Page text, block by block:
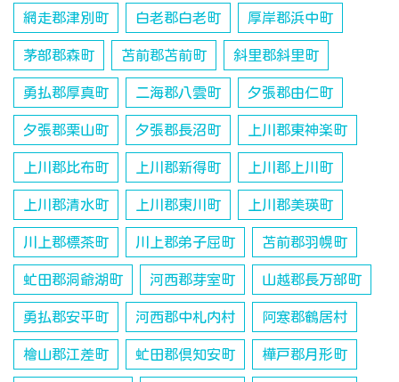
網走郡津別町 白老郡白老町 厚岸郡浜中町
茅部郡森町 苫前郡苫前町 斜里郡斜里町
勇払郡厚真町 二海郡八雲町 夕張郡由仁町
夕張郡栗山町 夕張郡長沼町 上川郡東神楽町
上川郡比布町 上川郡新得町 上川郡上川町
上川郡清水町 上川郡東川町 上川郡美瑛町
川上郡標茶町 川上郡弟子屈町 苫前郡羽幌町
虻田郡洞爺湖町 河西郡芽室町 山越郡長万部町
勇払郡安平町 河西郡中札内村 阿寒郡鶴居村
檜山郡江差町 虻田郡倶知安町 樺戸郡月形町